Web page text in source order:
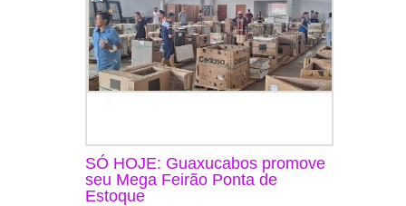
SÓ HOJE: Guaxucabos promove
seu Mega Feirão Ponta de
Estoque